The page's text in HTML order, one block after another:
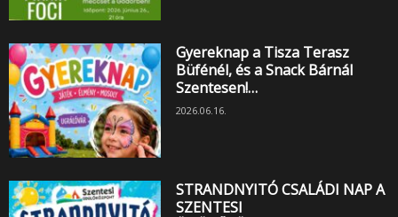
Gyereknap a Tisza Terasz
Büfénél, és a Snack Bárnál
Szentesen!…
2026.06.16.
STRANDNYITÓ CSALÁDI NAP A
SZENTESI